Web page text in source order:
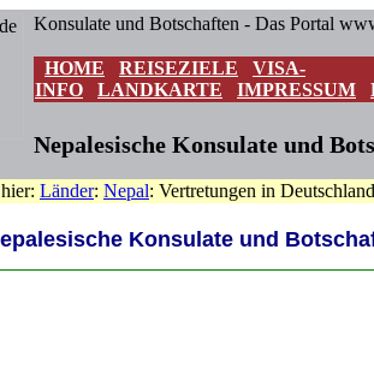
Konsulate und Botschaften - Das Portal
HOME REISEZIELE
VISA-
INFO
LANDKARTE IMPRESSUM
Nepalesische Konsulate und
Länder: Nepal: Vertretungen in
Konsulate und